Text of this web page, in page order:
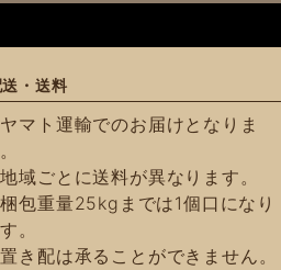
・送料
ヤマト運輸でのお届けとなりま
地域ごとに送料が異なります。
梱包重量25kgまでは1個口になり
。
置き配は承ることができません。